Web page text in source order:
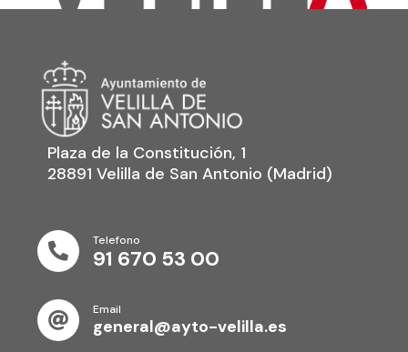
Plaza de la Constitución, 1
28891 Velilla de San Antonio (Madrid)

Telefono
91 670 53 00

Email
general@ayto-velilla.es